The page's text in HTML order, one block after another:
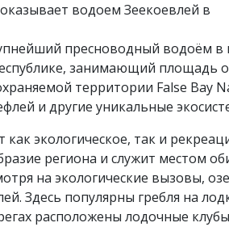
водоем Зеекоевлей в
пресноводный водоём в
занимающий площадь
территории False Bay
и другие уникальные
экологическое, так и
региона и служит местом
на экологические вызовы,
Здесь популярны гребля на
расположены лодочные